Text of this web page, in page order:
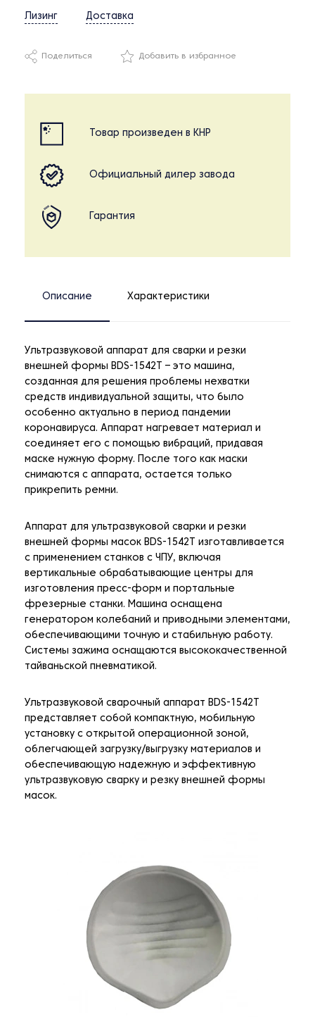
Лизинг Доставка
Поделиться Добавить в избранное
Товар произведен в КНР
Официальный дилер завода
Гарантия
Описание Характеристики
Ультразвуковой аппарат для сварки и резки
внешней формы BDS-1542T – это машина,
созданная для решения проблемы нехватки
средств индивидуальной защиты, что было
особенно актуально в период пандемии
коронавируса. Аппарат нагревает материал и
соединяет его с помощью вибраций, придавая
маске нужную форму. После того как маски
снимаются с аппарата, остается только
прикрепить ремни.
Аппарат для ультразвуковой сварки и резки
внешней формы масок BDS-1542T изготавливается
с применением станков с ЧПУ, включая
вертикальные обрабатывающие центры для
изготовления пресс-форм и портальные
фрезерные станки. Машина оснащена
генератором колебаний и приводными элементами,
обеспечивающими точную и стабильную работу.
Системы зажима оснащаются высококачественной
тайваньской пневматикой.
Ультразвуковой сварочный аппарат BDS-1542T
представляет собой компактную, мобильную
установку с открытой операционной зоной,
облегчающей загрузку/выгрузку материалов и
обеспечивающую надежную и эффективную
ультразвуковую сварку и резку внешней формы
масок.